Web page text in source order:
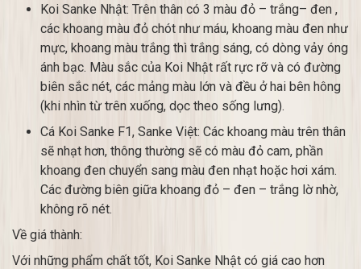
Koi Sanke Nhật: Trên thân có 3 màu đỏ – trắng– đen ,
các khoang màu đỏ chót như máu, khoang màu đen như
mực, khoang màu trắng thì trắng sáng, có dòng vảy óng
ánh bạc. Màu sắc của Koi Nhật rất rực rỡ và có đường
biên sắc nét, các mảng màu lớn và đều ở hai bên hông
(khi nhìn từ trên xuống, dọc theo sống lưng).
Cá Koi Sanke F1, Sanke Việt: Các khoang màu trên thân
sẽ nhạt hơn, thông thường sẽ có màu đỏ cam, phần
khoang đen chuyển sang màu đen nhạt hoặc hơi xám.
Các đường biên giữa khoang đỏ – đen – trắng lờ nhờ,
không rõ nét.
Về giá thành:
Với những phẩm chất tốt, Koi Sanke Nhật có giá cao hơn